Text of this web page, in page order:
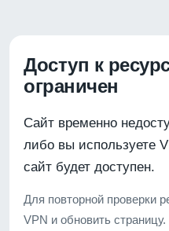
Доступ к
ограничен
Сайт временно
либо вы используете
сайт будет доступен.
Для повторной проверки
VPN и обновить